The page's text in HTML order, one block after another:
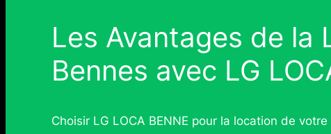
Les Avantages de la
Bennes avec LG
Choisir LG LOCA BENNE pour la location de